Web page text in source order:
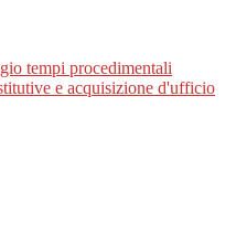
tempi procedimentali
e acquisizione d'ufficio